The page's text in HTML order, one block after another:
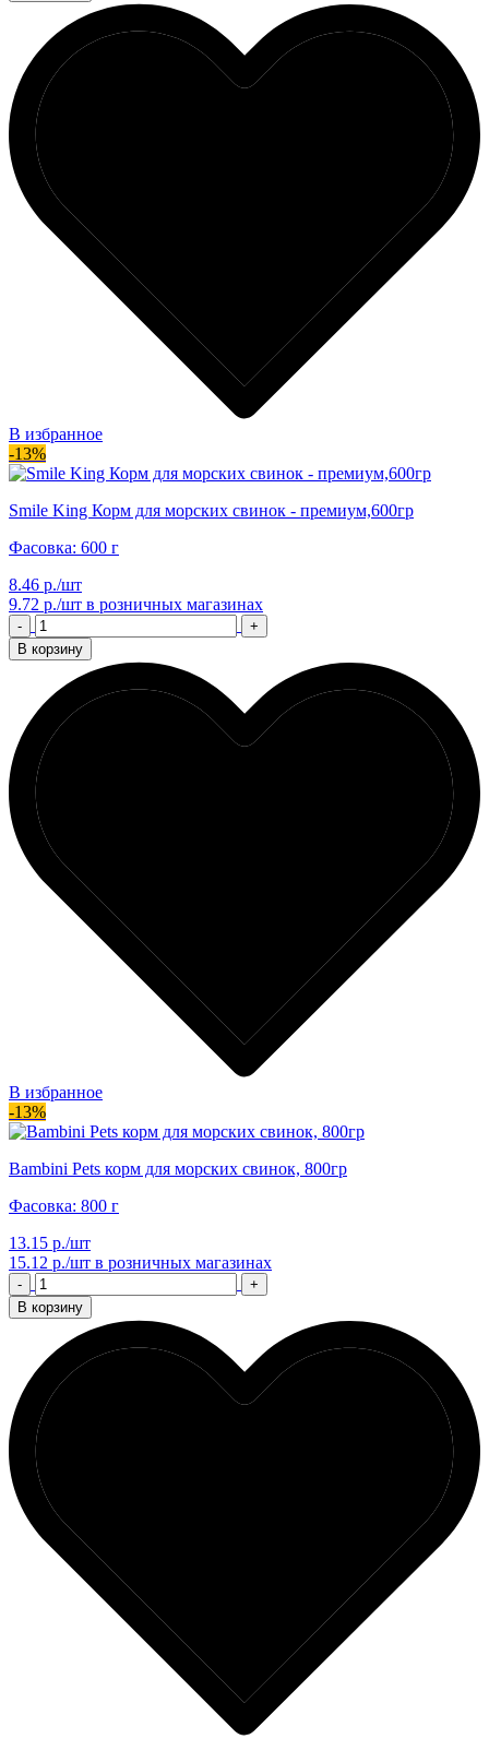
В избранное
-13%
Smile King Корм для морских свинок - премиум,600гр
Фасовка: 600 г
8.46 р./шт
9.72 р./шт в розничных магазинах
-
+
В корзину
В избранное
-13%
Bambini Pets корм для морских свинок, 800гр
Фасовка: 800 г
13.15 р./шт
15.12 р./шт в розничных магазинах
-
+
В корзину